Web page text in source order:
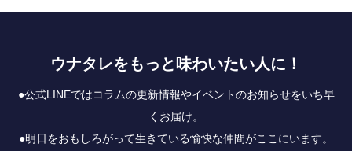
ウナタレをもっと味わいたい人に！
●公式LINEではコラムの更新情報やイベントのお知らせをいち早
くお届け。
●明日をおもしろがって生きている愉快な仲間がここにいます。